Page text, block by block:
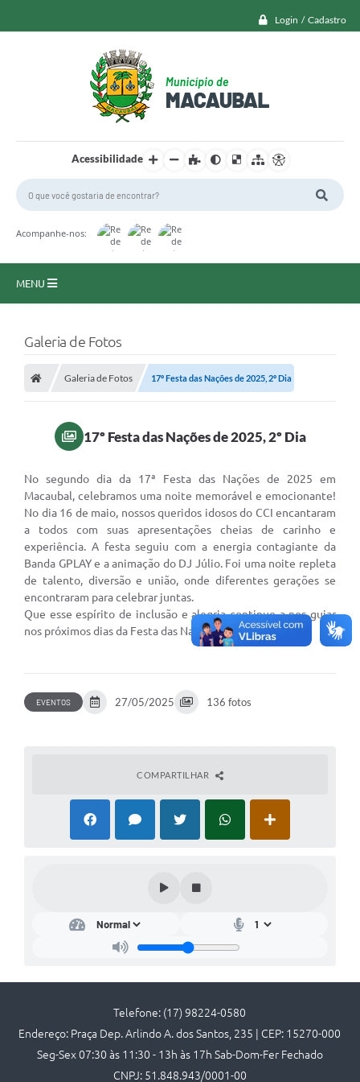
Login / Cadastro
Acessibilidade
Acompanhe-nos:
MENU
Administração
Transparência
PORTAL DE SERVIÇOS
Agenda Eventos
Diário Oficial
Galeria de Fotos
Obras
SIC
Notícias
Legislação
Galeria de Fotos
Galeria de Fotos 17º Festa das Nações de 2025, 2º Dia
17º Festa das Nações de 2025, 2º Dia
No segundo dia da 17ª Festa das Nações de 2025 em
Macaubal, celebramos uma noite memorável e emocionante!
No dia 16 de maio, nossos queridos idosos do CCI encantaram
a todos com suas apresentações cheias de carinho e
experiência. A festa seguiu com a energia contagiante da
Banda GPLAY e a animação do DJ Júlio. Foi uma noite repleta
de talento, diversão e união, onde diferentes gerações se
encontraram para celebrar juntas.
Que esse espírito de inclusão e alegria continue a nos guiar
nos próximos dias da Festa das Nações de Macaubal! 🎶
EVENTOS 27/05/2025 136 fotos
COMPARTILHAR
Telefone: (17) 98224-0580
Endereço: Praça Dep. Arlindo A. dos Santos, 235 | CEP: 15270-000
Seg-Sex 07:30 às 11:30 - 13h às 17h Sab-Dom-Fer Fechado
CNPJ: 51.848.943/0001-00